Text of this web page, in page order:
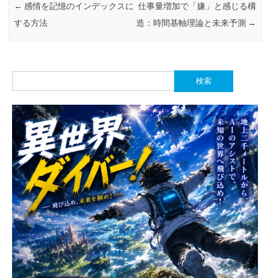
← 感情を記憶のインデックスに
する方法
仕事量増加で「嫌」と感じる構
造：時間基軸理論と未来予測 →
索: